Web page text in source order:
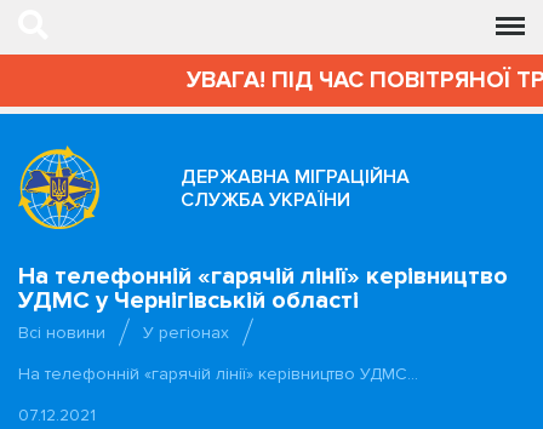
УВАГА! ПІД ЧАС ПОВІТРЯНОЇ
ДЕРЖАВНА МІГРАЦІЙНА
СЛУЖБА УКРАЇНИ
На телефонній «гарячій лінії» керівництво
УДМС у Чернігівській області
Всі новини
У регіонах
На телефонній «гарячій лінії» керівництво УДМС…
07.12.2021